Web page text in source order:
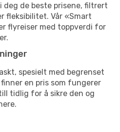
deg de beste prisene, filtrert
fleksibilitet. Vår «Smart
flyreiser med toppverdi for
spesielt med begrenset
en pris som fungerer
tidlig for å sikre den og